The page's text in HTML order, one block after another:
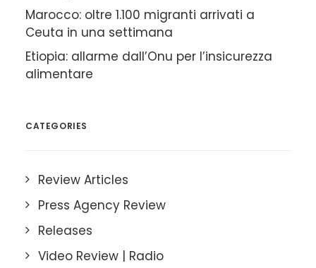
Marocco: oltre 1.100 migranti arrivati a
Ceuta in una settimana
Etiopia: allarme dall’Onu per l’insicurezza
alimentare
CATEGORIES
Review Articles
Press Agency Review
Releases
Video Review | Radio